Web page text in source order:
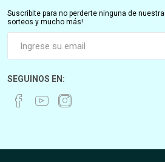
Suscribite para no perderte ninguna de
sorteos y mucho más!
SEGUINOS EN: